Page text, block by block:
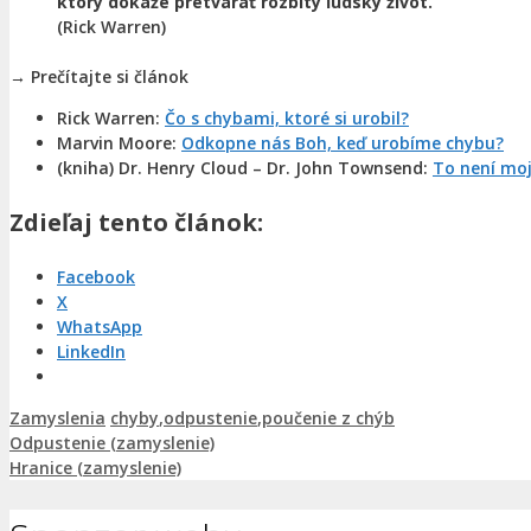
(Rick Warren)
→ Prečítajte si článok
Rick Warren: Čo s chybami, ktoré si urobil?
Marvin Moore: Odkopne nás Boh, keď urobíme chybu?
(kniha) Dr. Henry Cloud – Dr. John Townsend: To není
Zdieľaj tento článok:
Facebook
X
WhatsApp
LinkedIn
Kategórie
Zamyslenia Značky
chyby,odpustenie,poučenie z chýb
Odpustenie (zamyslenie)
Hranice (zamyslenie)